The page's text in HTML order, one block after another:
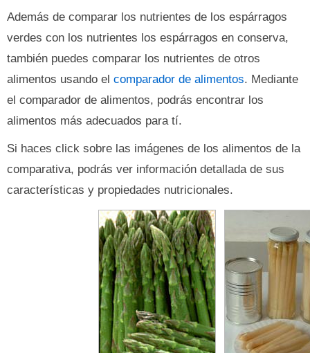
Además de comparar los nutrientes de los espárragos
verdes con los nutrientes los espárragos en conserva,
también puedes comparar los nutrientes de otros
alimentos usando el comparador de alimentos. Mediante
el comparador de alimentos, podrás encontrar los
alimentos más adecuados para tí.
Si haces click sobre las imágenes de los alimentos de la
comparativa, podrás ver información detallada de sus
características y propiedades nutricionales.